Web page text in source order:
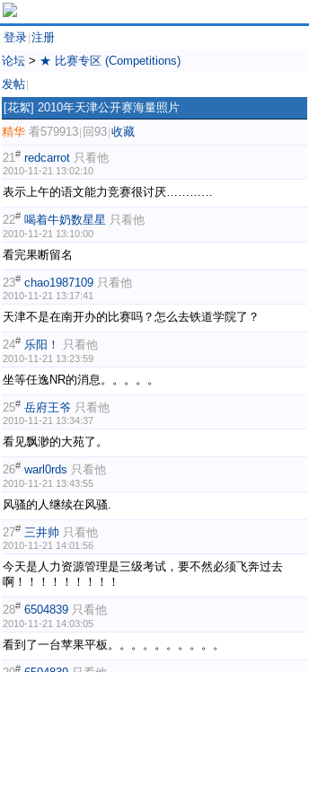
登录 注册
论坛 > ★ 比赛专区 (Competitions)
发帖
[花絮] 2010年天津公开赛海量照片
精华 看579913 回93 收藏
21# redcarrot 只看他
2010-11-21 13:02:10
表示上午的语文能力竞赛很讨厌…………
22# 喝着牛奶数星星 只看他
2010-11-21 13:10:00
看完果断留名
23# chao1987109 只看他
2010-11-21 13:17:41
天津不是在南开办的比赛吗？怎么去铁道学院了？
24# 乐阳！ 只看他
2010-11-21 13:23:59
坐等任逸NR的消息。。。。。
25# 岳府王爷 只看他
2010-11-21 13:34:37
看见飘渺的大苑了。
26# warl0rds 只看他
2010-11-21 13:43:55
风骚的人继续在风骚.
27# 三井帅 只看他
2010-11-21 14:01:56
今天是人力资源管理是三级考试，要不然必须飞奔过去
啊！！！！！！！！！
28# 6504839 只看他
2010-11-21 14:03:05
看到了一台苹果平板。。。。。。。。。。
29# 6504839 只看他